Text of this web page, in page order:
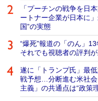
「プーチンの戦争を日
ートナー企業が日本に
国”の実態
“爆死”報道の「のん」
それでも視聴者の評判
遂に「トランプ氏」最
戦予想…分断進む米社
主義」の共通点は“政策